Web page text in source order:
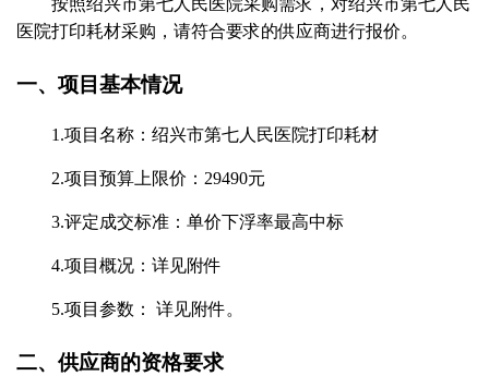
按照绍兴市第七人民医院采购需求， 对绍兴市第七人民
医院打印耗材采购，请符合要求的供应商进行报价。
一、项目基本情况
1.项目名称： 绍兴市第七人民医院打印耗材
2.项目预算上限价： 29490元
3.评定成交标准 ： 单价下浮率最高中标
4.项目概况：详见附件
5.项目参数： 详见附件。
二、 供应商的资格要求